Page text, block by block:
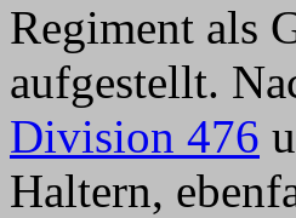
Regiment als
aufgestellt.
Division 476
Haltern,